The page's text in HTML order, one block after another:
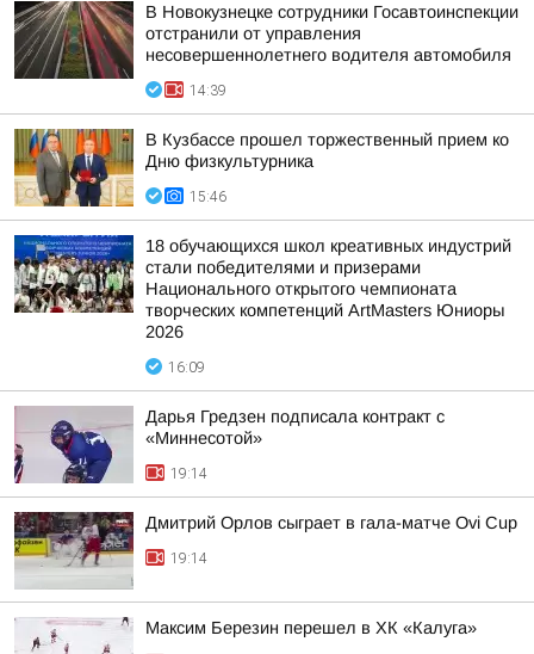
В Новокузнецке сотрудники Госавтоинспекции
отстранили от управления
несовершеннолетнего водителя автомобиля
14:39
В Кузбассе прошел торжественный прием ко
Дню физкультурника
15:46
18 обучающихся школ креативных индустрий
стали победителями и призерами
Национального открытого чемпионата
творческих компетенций ArtMasters Юниоры
2026
16:09
Дарья Гредзен подписала контракт с
«Миннесотой»
19:14
Дмитрий Орлов сыграет в гала-матче Ovi Cup
19:14
Максим Березин перешел в ХК «Калуга»